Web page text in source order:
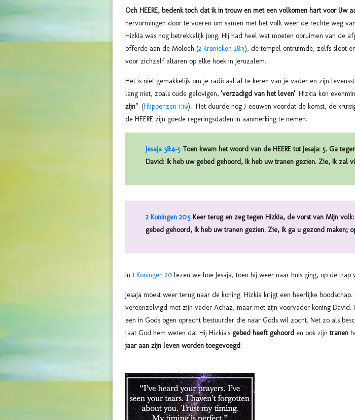
Och HEERE, bedenk toch dat ik in trouw en met een volkomen hart voor Uw
hervormingen door te voeren om samen met het volk weer de rechte weg
Hizkia was nog betrekkelijk jong. Hij had heel wat moeten opruimen van de
offerde aan de Moloch (2 Kronieken 28:3), de tempel ontruimde, zelfs sloot
voor zichzelf altaren op elke hoek in Jeruzalem.
Het is niet gemakkelijk om je radicaal af te keren van je vader en zijn
lang niet, zoals oude gelovigen, 'verzadigd van het leven'. Hizkia kon
zijn" (Filippenzen 1:19). Het duurde nog 7 eeuwen voordat de komst, de
de HEERE zijn goede regeringsdaden in aanmerking te nemen.
Jesaja 38:4-5 Toen kwam het woord van de HEERE tot Jesaja: 5. Ga
David: Ik heb uw gebed gehoord, Ik heb uw tranen gezien. Zie, Ik zal
2 Koningen 20:5 Keer terug en zeg tegen Hizkia, de vorst van Mijn
gebed gehoord, Ik heb uw tranen gezien. Zie, Ik ga u gezond maken;
In 1 Koningen 20 lezen we hoe Jesaja, toen hij weer naar huis ging, op de
Jesaja moest weer terug naar de koning. Hizkia krijgt een heerlijke
vereenzelvigd met zijn vader Achaz, maar met zijn voorvader koning David.
een in Gods ogen oprecht bestuurder die naar Gods wil zocht. Net zo als
laat God hem weten dat Hij Hizkia's gebed heeft gehoord en ook zijn tranen
jaar aan zijn leven worden toegevoegd.